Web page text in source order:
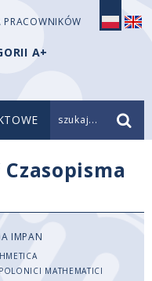
PRACOWNIKÓW
A+
szukaj...
Czasopisma
IMPAN
MATHEMATICI